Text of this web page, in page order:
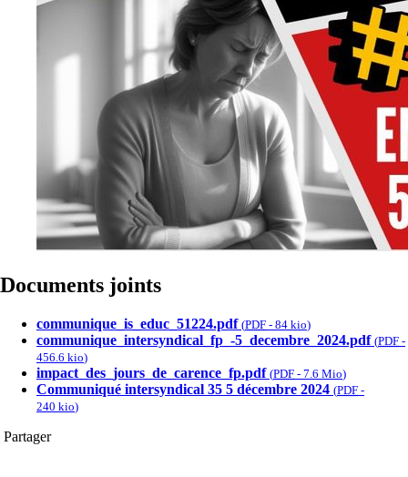
Documents joints
communique_is_educ_51224.pdf (PDF - 84 kio)
communique_intersyndical_fp_-5_decembre_2024.pdf (PDF -
456.6 kio)
impact_des_jours_de_carence_fp.pdf (PDF - 7.6 Mio)
Communiqué intersyndical 35 5 décembre 2024 (PDF -
240 kio)
Partager